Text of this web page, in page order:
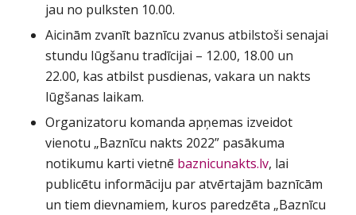
jau no pulksten 10.00.
Aicinām zvanīt baznīcu zvanus atbilstoši senajai
stundu lūgšanu tradīcijai – 12.00, 18.00 un
22.00, kas atbilst pusdienas, vakara un nakts
lūgšanas laikam.
Organizatoru komanda apņemas izveidot
vienotu „Baznīcu nakts 2022” pasākuma
notikumu karti vietnē baznicunakts.lv, lai
publicētu informāciju par atvērtajām baznīcām
un tiem dievnamiem, kuros paredzēta „Baznīcu